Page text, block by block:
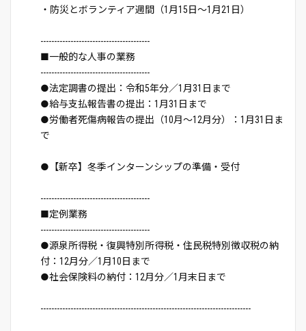
・防災とボランティア週間（1月15日～1月21日）
----------------------------------------
■一般的な人事の業務
----------------------------------------
●法定調書の提出：令和5年分／1月31日まで
●給与支払報告書の提出：1月31日まで
●労働者死傷病報告の提出（10月～12月分）：1月31日ま
で
●【新卒】冬季インターンシップの準備・受付
----------------------------------------
■定例業務
----------------------------------------
●源泉所得税・復興特別所得税・住民税特別徴収税の納
付：12月分／1月10日まで
●社会保険料の納付：12月分／1月末日まで
-----------------------------------------------------------------------------